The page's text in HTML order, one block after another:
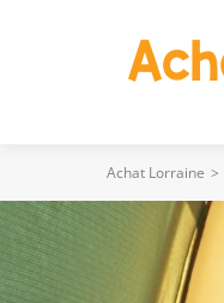
Achat Lorraine >